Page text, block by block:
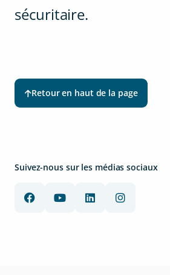
sécuritaire.
Retour en haut de la page
Suivez-nous sur les médias sociaux